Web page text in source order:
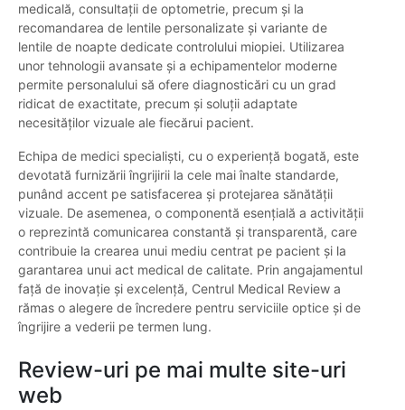
medicală, consultații de optometrie, precum și la
recomandarea de lentile personalizate și variante de
lentile de noapte dedicate controlului miopiei. Utilizarea
unor tehnologii avansate și a echipamentelor moderne
permite personalului să ofere diagnosticări cu un grad
ridicat de exactitate, precum și soluții adaptate
necesităților vizuale ale fiecărui pacient.
Echipa de medici specialiști, cu o experiență bogată, este
devotată furnizării îngrijirii la cele mai înalte standarde,
punând accent pe satisfacerea și protejarea sănătății
vizuale. De asemenea, o componentă esențială a activității
o reprezintă comunicarea constantă și transparentă, care
contribuie la crearea unui mediu centrat pe pacient și la
garantarea unui act medical de calitate. Prin angajamentul
față de inovație și excelență, Centrul Medical Review a
rămas o alegere de încredere pentru serviciile optice și de
îngrijire a vederii pe termen lung.
Review-uri pe mai multe site-uri
web